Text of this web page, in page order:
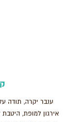
ענבר יקרה, תודה
אירגון למופת,